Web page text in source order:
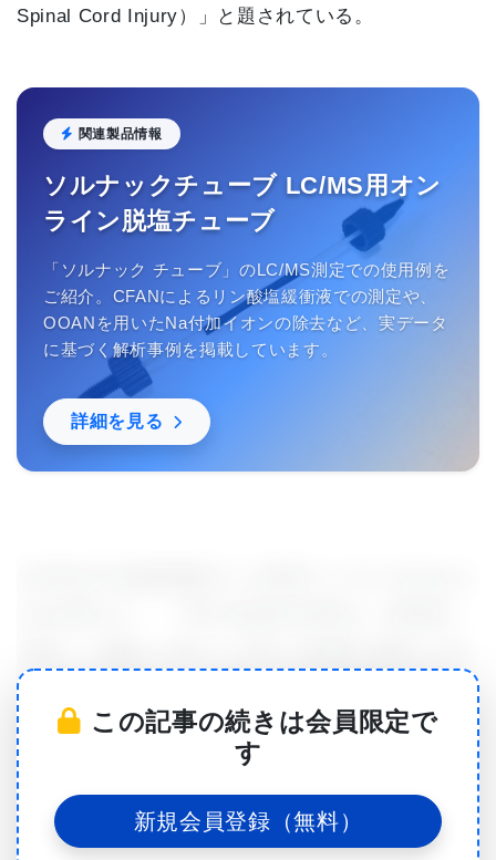
Spinal Cord Injury）」と題されている。
関連製品情報
ソルナックチューブ LC/MS用オン
ライン脱塩チューブ
「ソルナック チューブ」のLC/MS測定での使用例を
ご紹介。CFANによるリン酸塩緩衝液での測定や、
OOANを用いたNa付加イオンの除去など、実データ
に基づく解析事例を掲載しています。
詳細を見る
胞に取って代わるが、脊髄は通常は損傷後に新しい
ニューロンを生成せず、回復への重要な障害になっ
ている。」と説明した。
脊髄は脳と体の他の部分との間の信号リレーとして
機能するため、自己修復できないと、これら2つの領
この記事の続きは会員限定で
す
新規会員登録（無料）